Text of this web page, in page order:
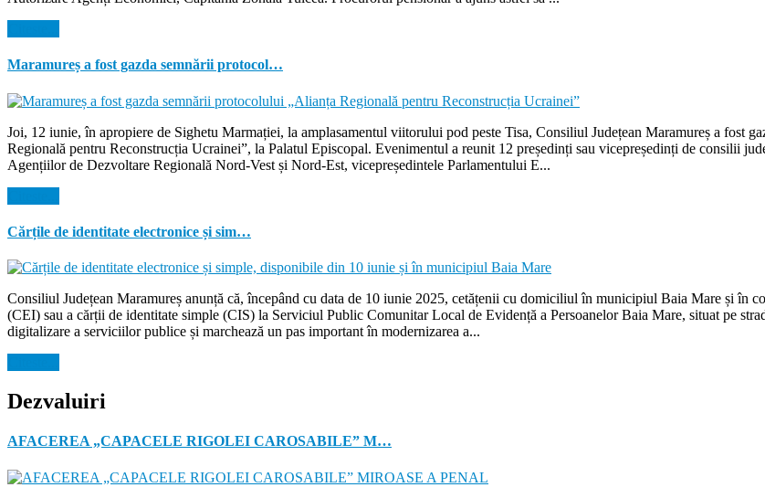
Maramureș a fost gazda semnării protocol…
Joi, 12 iunie, în apropiere de Sighetu Marmației, la amplasamentul viitorului pod peste Tisa, Consiliul Județean Maramureș a fost
Regională pentru Reconstrucția Ucrainei”, la Palatul Episcopal. Evenimentul a reunit 12 președinți sau vicepreședinți de consilii
Agențiilor de Dezvoltare Regională Nord-Vest și Nord-Est, vicepreședintele Parlamentului E...
Cărțile de identitate electronice și sim…
Consiliul Județean Maramureș anunță că, începând cu data de 10 iunie 2025, cetățenii cu domiciliul în municipiul Baia Mare și în
(CEI) sau a cărții de identitate simple (CIS) la Serviciul Public Comunitar Local de Evidență a Persoanelor Baia Mare, situat pe
digitalizare a serviciilor publice și marchează un pas important în modernizarea a...
Dezvaluiri
AFACEREA „CAPACELE RIGOLEI CAROSABILE” M…